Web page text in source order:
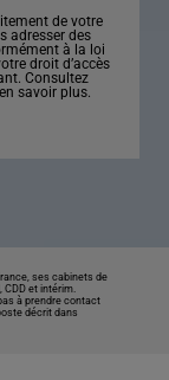
de votre
adresser des
à la loi
droit d’accès
Consultez
savoir plus.
ses cabinets de
CDD et intérim.
à prendre contact
décrit dans